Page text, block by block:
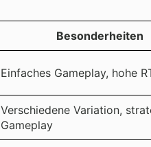
Besonderheiten
Einfaches Gameplay, hohe
Verschiedene Variation,
Gameplay